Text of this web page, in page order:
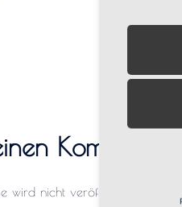
Kommentar
wird nicht veröffentlicht.